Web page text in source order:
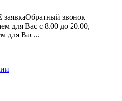
Обратный звонок
для Вас с 8.00 до 20.00,
для Вас...